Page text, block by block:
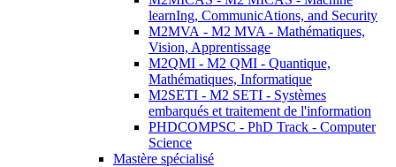
learnIng, CommunicAtions, and Security
M2MVA - M2 MVA - Mathématiques,
Vision, Apprentissage
M2QMI - M2 QMI - Quantique,
Mathématiques, Informatique
M2SETI - M2 SETI - Systèmes
embarqués et traitement de l'information
PHDCOMPSC - PhD Track - Computer
Science
Mastère spécialisé